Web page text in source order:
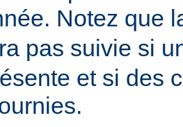
Notez que
pas suivie si
et si des